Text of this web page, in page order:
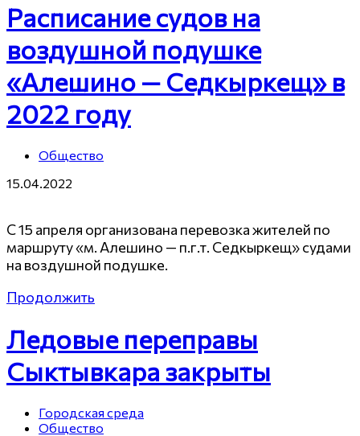
Расписание судов на
воздушной подушке
«Алешино — Седкыркещ» в
2022 году
Общество
15.04.2022
С 15 апреля организована перевозка жителей по
маршруту «м. Алешино — п.г.т. Седкыркещ» судами
на воздушной подушке.
Продолжить
Ледовые переправы
Сыктывкара закрыты
Городская среда
Общество